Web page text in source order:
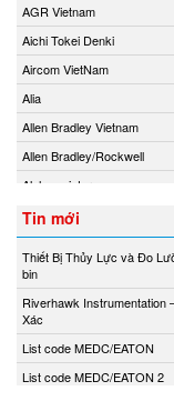
AGR Vietnam
Aichi Tokei Denki
Aircom VietNam
Alia
Allen Bradley Vietnam
Allen Bradley/Rockwell
Alphamoisture
Ametek
Amot
Amphenol Vietnam
Andony/Nikkiso
Anritsu
Apex Dynamics
Apiste
Tin mới
Thiết Bị Thủy Lực và Đo
bin
Riverhawk Instrumentation
Xác
List code MEDC/EATON
List code MEDC/EATON 2